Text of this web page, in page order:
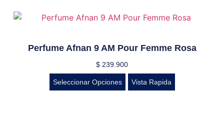
Perfume Afnan 9 AM Pour Femme Rosa
$ 239.900
Seleccionar Opciones Vista Rapida